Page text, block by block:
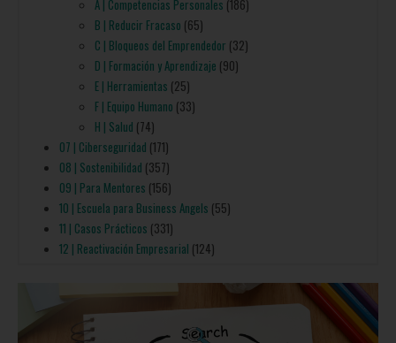
A | Competencias Personales (186)
B | Reducir Fracaso (65)
C | Bloqueos del Emprendedor (32)
D | Formación y Aprendizaje (90)
E | Herramientas (25)
F | Equipo Humano (33)
H | Salud (74)
07 | Ciberseguridad (171)
08 | Sostenibilidad (357)
09 | Para Mentores (156)
10 | Escuela para Business Angels (55)
11 | Casos Prácticos (331)
12 | Reactivación Empresarial (124)